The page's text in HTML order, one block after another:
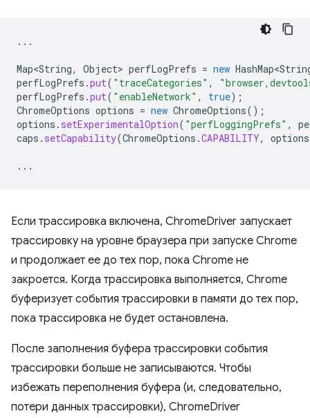
...
Map<String, Object> perfLogPrefs = new
perfLogPrefs .put( "traceCategories" ,
perfLogPrefs .put( "enableNetwork" , true);
ChromeOptions options = new ChromeOptions();
options . setExperimentalOption( "perfLoggingPrefs" ,
caps . setCapability(ChromeOptions .CAPABILITY, options
...
Если трассировка включена, ChromeDriver запускает
трассировку на уровне браузера при запуске Chrome
и продолжает ее до тех пор, пока Chrome не
закроется. Когда трассировка выполняется, Chrome
буферизует события трассировки в памяти до тех пор,
пока трассировка не будет остановлена.
После заполнения буфера трассировки события
трассировки больше не записываются. Чтобы
избежать переполнения буфера (и, следовательно,
потери данных трассировки), ChromeDriver